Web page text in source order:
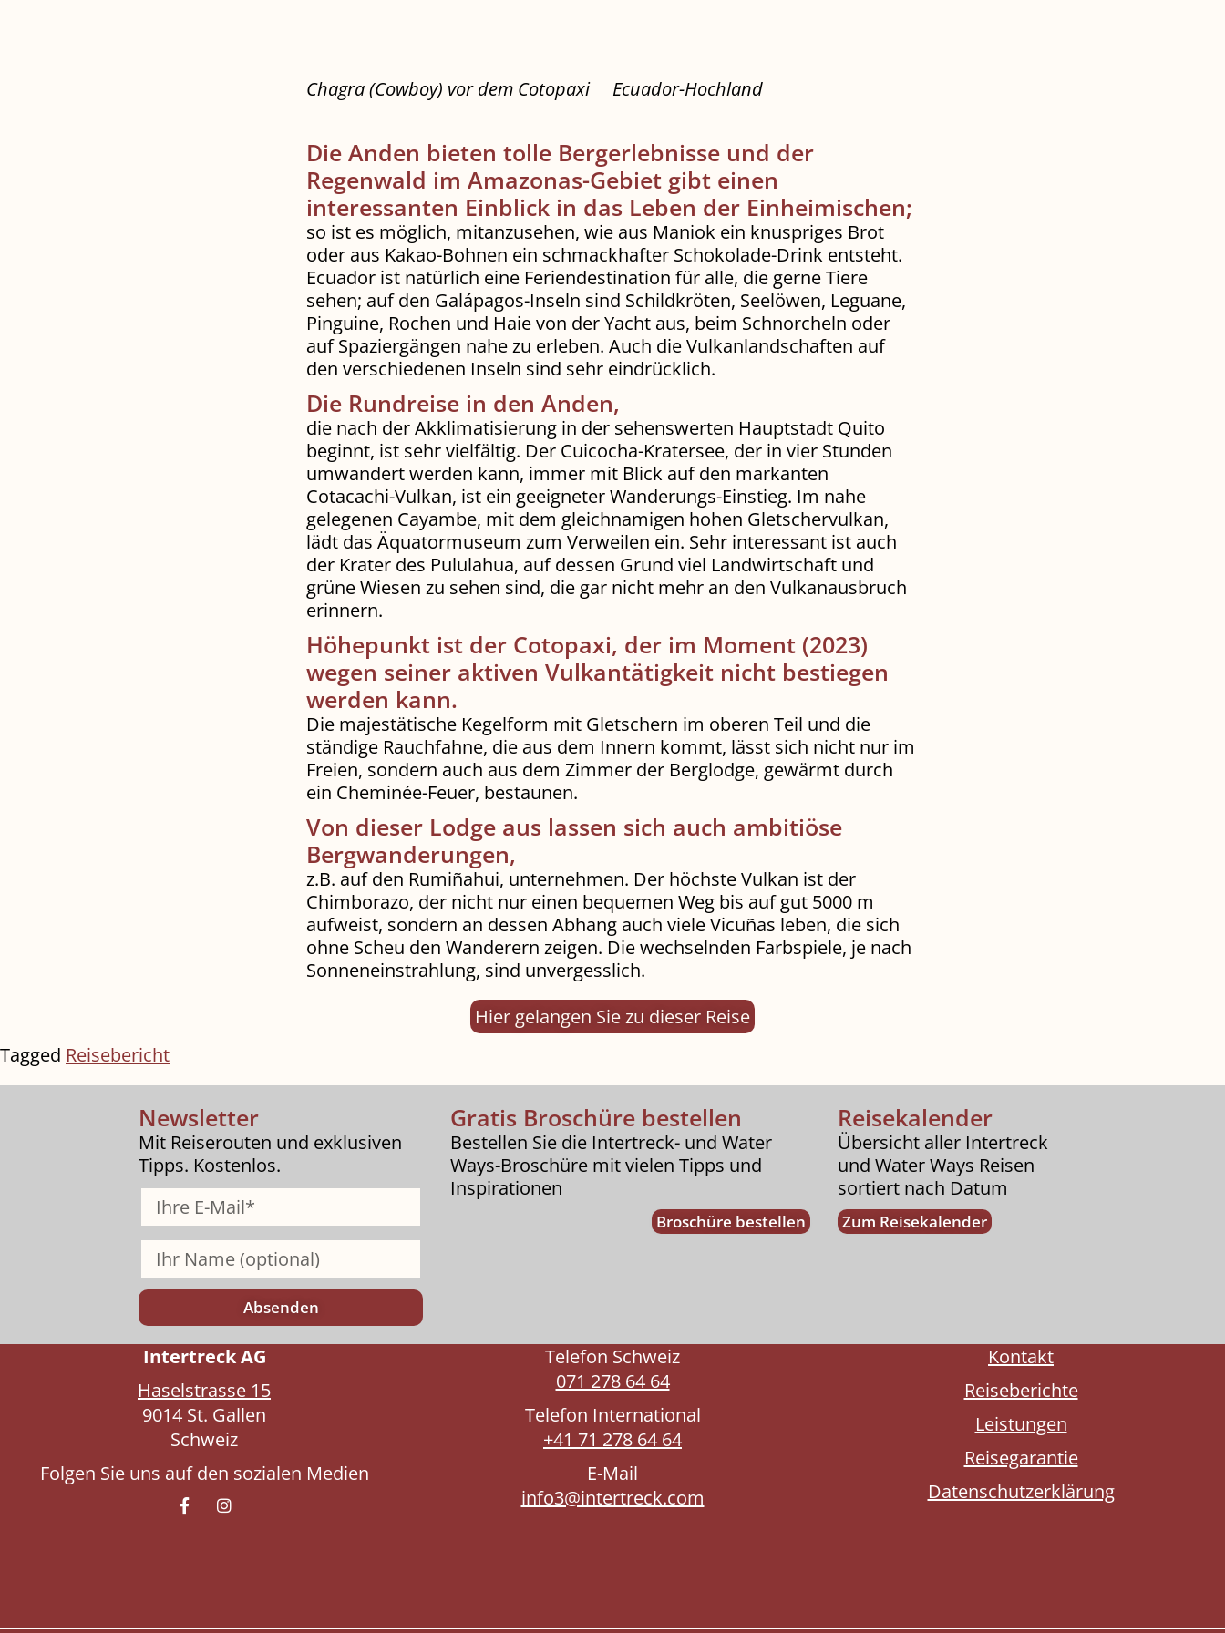
Chagra (Cowboy) vor dem Cotopaxi Ecuador-Hochland
Die Anden bieten tolle Bergerlebnisse und der
Regenwald im Amazonas-Gebiet gibt einen
interessanten Einblick in das Leben der Einheimischen;
so ist es möglich, mitanzusehen, wie aus Maniok ein knuspriges Brot
oder aus Kakao-Bohnen ein schmackhafter Schokolade-Drink entsteht.
Ecuador ist natürlich eine Feriendestination für alle, die gerne Tiere
sehen; auf den Galápagos-Inseln sind Schildkröten, Seelöwen, Leguane,
Pinguine, Rochen und Haie von der Yacht aus, beim Schnorcheln oder
auf Spaziergängen nahe zu erleben. Auch die Vulkanlandschaften auf
den verschiedenen Inseln sind sehr eindrücklich.
Die Rundreise in den Anden,
die nach der Akklimatisierung in der sehenswerten Hauptstadt Quito
beginnt, ist sehr vielfältig. Der Cuicocha-Kratersee, der in vier Stunden
umwandert werden kann, immer mit Blick auf den markanten
Cotacachi-Vulkan, ist ein geeigneter Wanderungs-Einstieg. Im nahe
gelegenen Cayambe, mit dem gleichnamigen hohen Gletschervulkan,
lädt das Äquatormuseum zum Verweilen ein. Sehr interessant ist auch
der Krater des Pululahua, auf dessen Grund viel Landwirtschaft und
grüne Wiesen zu sehen sind, die gar nicht mehr an den Vulkanausbruch
erinnern.
Höhepunkt ist der Cotopaxi, der im Moment (2023)
wegen seiner aktiven Vulkantätigkeit nicht bestiegen
werden kann.
Die majestätische Kegelform mit Gletschern im oberen Teil und die
ständige Rauchfahne, die aus dem Innern kommt, lässt sich nicht nur im
Freien, sondern auch aus dem Zimmer der Berglodge, gewärmt durch
ein Cheminée-Feuer, bestaunen.
Von dieser Lodge aus lassen sich auch ambitiöse
Bergwanderungen,
z.B. auf den Rumiñahui, unternehmen. Der höchste Vulkan ist der
Chimborazo, der nicht nur einen bequemen Weg bis auf gut 5000 m
aufweist, sondern an dessen Abhang auch viele Vicuñas leben, die sich
ohne Scheu den Wanderern zeigen. Die wechselnden Farbspiele, je nach
Sonneneinstrahlung, sind unvergesslich.
Hier gelangen Sie zu dieser Reise
Tagged Reisebericht
Newsletter
Mit Reiserouten und exklusiven
Tipps. Kostenlos.
Absenden
Gratis Broschüre bestellen
Bestellen Sie die Intertreck- und Water
Ways-Broschüre mit vielen Tipps und
Inspirationen
Broschüre bestellen
Reisekalender
Übersicht aller Intertreck
und Water Ways Reisen
sortiert nach Datum
Zum Reisekalender
Intertreck AG
Haselstrasse 15
9014 St. Gallen
Schweiz
Folgen Sie uns auf den sozialen Medien
Telefon Schweiz
071 278 64 64
Telefon International
+41 71 278 64 64
E-Mail
info3@intertreck.com
Kontakt
Reiseberichte
Leistungen
Reisegarantie
Datenschutzerklärung